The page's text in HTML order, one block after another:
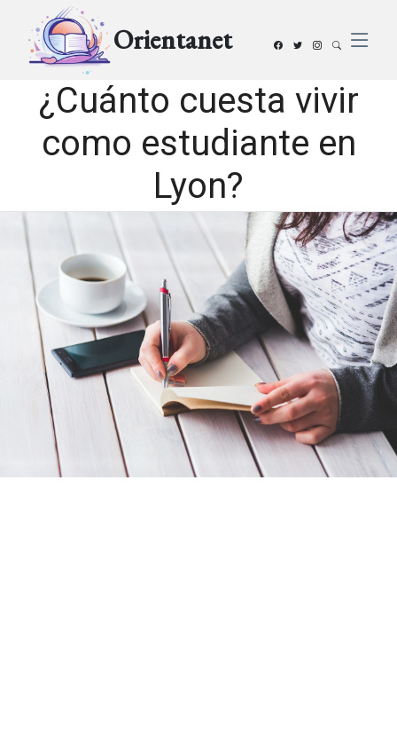
Orientanet
¿Cuánto cuesta vivir
como estudiante en
Lyon?